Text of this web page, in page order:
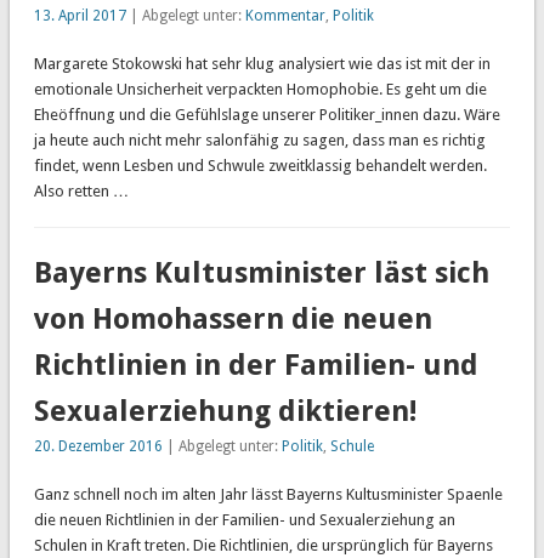
13. April 2017| Abgelegt unter: Kommentar, Politik
Margarete Stokowski hat sehr klug analysiert wie das ist mit der in
emotionale Unsicherheit verpackten Homophobie. Es geht um die
Eheöffnung und die Gefühlslage unserer Politiker_innen dazu. Wäre
ja heute auch nicht mehr salonfähig zu sagen, dass man es richtig
findet, wenn Lesben und Schwule zweitklassig behandelt werden.
Also retten …
Bayerns Kultusminister läst sich
von Homohassern die neuen
Richtlinien in der Familien- und
Sexualerziehung diktieren!
20. Dezember 2016 | Abgelegt unter: Politik, Schule
Ganz schnell noch im alten Jahr lässt Bayerns Kultusminister Spaenle
die neuen Richtlinien in der Familien- und Sexualerziehung an
Schulen in Kraft treten. Die Richtlinien, die ursprünglich für Bayerns